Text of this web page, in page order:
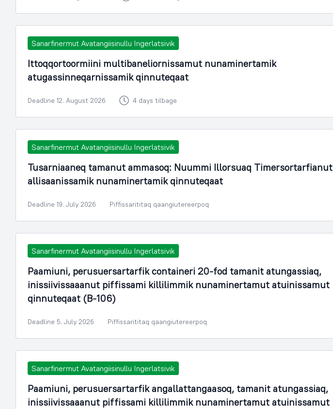
Sanarfinermut Avatangiisinullu Ingerlatsivik
Ittoqqortoormiini multibaneliornissamut nunaminertamik
atugassinneqarnissamik qinnuteqaat
Deadline 12. August 2026 4 days tilbage
Sanarfinermut Avatangiisinullu Ingerlatsivik
Tusarniaaneq tamanut ammasoq: Nuummi Illorsuaq Timersortarfianut
allisaanissamik nunaminertamik qinnuteqaat
Deadline 19. July 2026 Piffissarititaq qaangiutereerpoq
Sanarfinermut Avatangiisinullu Ingerlatsivik
Paamiuni, perusuersartarfik containeri 20-fod tamanit atungassiaq,
inissiivissaaanut piffissami killilimmik nunaminertamut atuinissamut
qinnuteqaat (B-106)
Deadline 5. July 2026 Piffissarititaq qaangiutereerpoq
Sanarfinermut Avatangiisinullu Ingerlatsivik
Paamiuni, perusuersartarfik angallattangaasoq, tamanit atungassiaq,
inissiivissaaanut piffissami killilimmik nunaminertamut atuinissamut